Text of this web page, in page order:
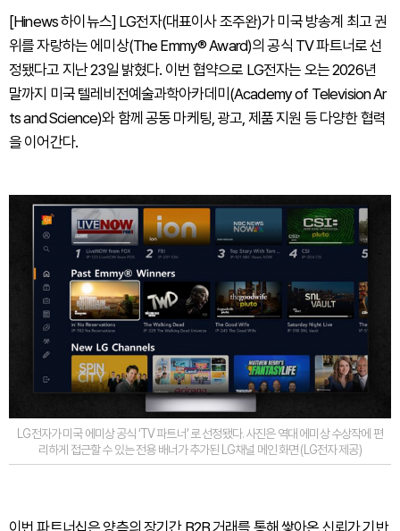
[Hinews 하이뉴스] LG전자(대표이사 조주완)가 미국 방송계 최고 권
위를 자랑하는 에미상(The Emmy® Award)의 공식 TV 파트너로 선
정됐다고 지난 23일 밝혔다. 이번 협약으로 LG전자는 오는 2026년
말까지 미국 텔레비전예술과학아카데미(Academy of Television Ar
ts and Science)와 함께 공동 마케팅, 광고, 제품 지원 등 다양한 협력
을 이어간다.
LG전자가 미국 에미상 공식 ‘TV 파트너’ 로 선정됐다. 사진은 역대 에미상 수상작에 편
리하게 접근할 수 있는 전용 배너가 추가된 LG채널 메인 화면 (LG전자 제공)